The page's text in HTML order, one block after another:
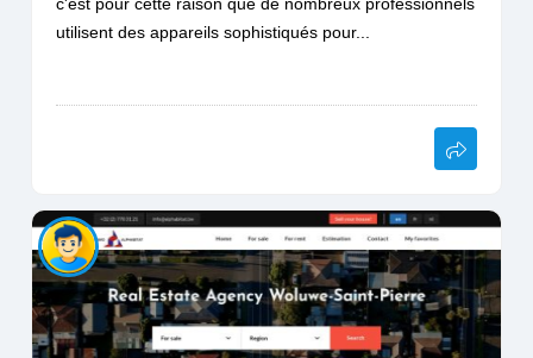
utilisent des appareils sophistiqués pour...